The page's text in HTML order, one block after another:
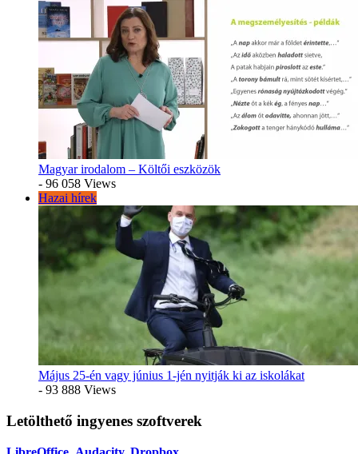
Magyar irodalom – Költői eszközök
- 96 058 Views
Hazai hírek
Május 25-én vagy június 1-jén nyitják ki az iskolákat
- 93 888 Views
Letölthető ingyenes szoftverek